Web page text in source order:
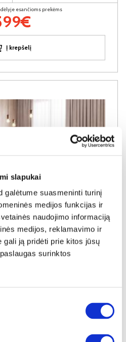
slapukai
galėtume suasmeninti turinį
medijos funkcijas ir
naudojimo informaciją
medijos, reklamavimo ir
gali ją pridėti prie kitos jūsų
surinktos
esančioms prekėms
Į krepšelį
(Bubble-04) D